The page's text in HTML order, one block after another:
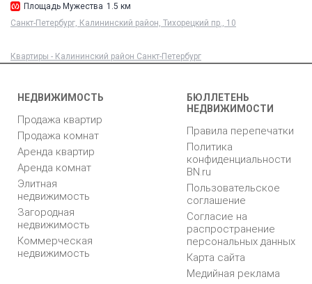
Площадь Мужества 1.5 км
Санкт-Петербург, Калининский район, Тихорецкий пр., 10
Квартиры - Калининский район Санкт-Петербург
НЕДВИЖИМОСТЬ
Продажа квартир
Продажа комнат
Аренда квартир
Аренда комнат
Элитная
недвижимость
Загородная
недвижимость
Коммерческая
недвижимость
БЮЛЛЕТЕНЬ
НЕДВИЖИМОСТИ
Правила перепечатки
Политика
конфиденциальности
BN.ru
Пользовательское
соглашение
Согласие на
распространение
персональных данных
Карта сайта
Медийная реклама